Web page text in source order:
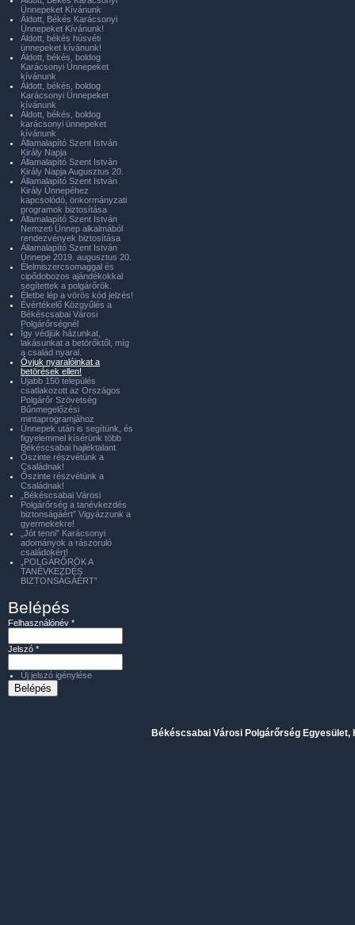
Ünnepeket Kívánunk
Áldott, Békés Karácsonyi
Ünnepeket Kívánunk!
Áldott, békés húsvéti
ünnepeket kívánunk!
Áldott, békés, boldog
Karácsonyi Ünnepeket
kívánunk
Áldott, békés, boldog
Karácsonyi Ünnepeket
kívánunk
Áldott, békés, boldog
karácsonyi ünnepeket
kívánunk
Államalapító Szent István
Király Napja
Államalapító Szent István
Király Napja Augusztus 20.
Államalapító Szent István
Király Ünnepéhez
kapcsolódó, önkormányzati
programok biztosítása
Államalapító Szent István
Nemzeti Ünnep alkalmából
rendezvények biztosítása
Államalapító Szent István
Ünnepe 2019. augusztus 20.
Élelmiszercsomaggal és
cipődobozos ajándékokkal
segítettek a polgárőrök.
Életbe lép a vörös kód jelzés!
Évértékelő Közgyűlés a
Békéscsabai Városi
Polgárőrségnél
Így védjük házunkat,
lakásunkat a betörőktől, míg
a család nyaral.
Óvjuk nyaralóinkat a
betörések ellen!
Újabb 150 település
csatlakozott az Országos
Polgárőr Szövetség
Bűnmegelőzési
mintaprogramjához
Ünnepek után is segítünk, és
figyelemmel kísérünk több
Békéscsabai hajléktalant
Őszinte részvétünk a
Családnak!
Őszinte részvétünk a
Családnak!
„Békéscsabai Városi
Polgárőrség a tanévkezdés
biztonságáért” Vigyázzunk a
gyermekekre!
„Jót tenni” Karácsonyi
adományok a rászoruló
családokért!
„POLGÁRŐRÖK A
TANÉVKEZDÉS
BIZTONSÁGÁÉRT”
Belépés
Felhasználónév *
Jelszó *
Új jelszó igénylése
Békéscsabai Városi Polgárőrség Egyesület,